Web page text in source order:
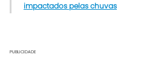
impactados pelas chuvas
PUBLICIDADE